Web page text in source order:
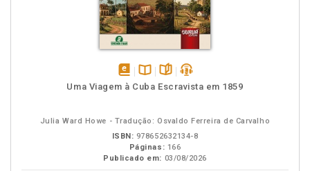
disponívelDisponível
páginaspodcast
Uma Viagem à Cuba Escravista em 1859
Julia Ward Howe - Tradução: Osvaldo Ferreira de Carvalho
ISBN: 978652632134-8
Páginas: 166
Publicado em: 03/08/2026